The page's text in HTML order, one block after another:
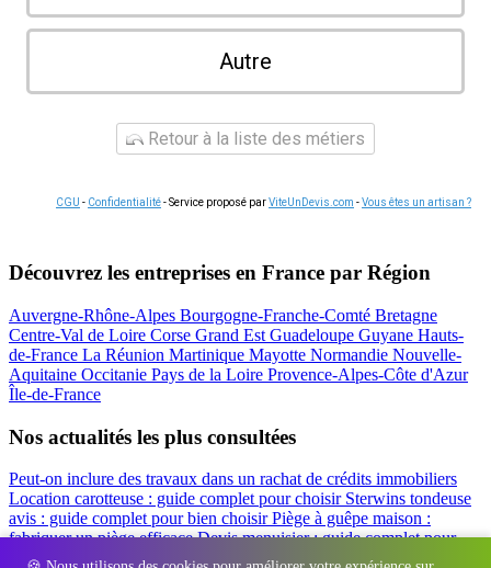
Autre
Retour à la liste des métiers
CGU - Confidentialité- Service proposé parViteUnDevis.com -Vous êtes un artisan ?
Découvrez les entreprises en France par Région
Auvergne-Rhône-Alpes Bourgogne-Franche-Comté Bretagne
Centre-Val de Loire Corse Grand Est Guadeloupe Guyane Hauts-
de-France La Réunion Martinique Mayotte Normandie Nouvelle-
Aquitaine Occitanie Pays de la Loire Provence-Alpes-Côte d'Azur
Île-de-France
Nos actualités les plus consultées
Peut-on inclure des travaux dans un rachat de crédits immobiliers
Location carotteuse : guide complet pour choisir Sterwins tondeuse
avis : guide complet pour bien choisirPiège à guêpe maison :
fabriquer un piège efficaceDevis menuisier : guide complet pour
obtenir le meilleur prix
Simulation rachat de crédit : regrouper prêt